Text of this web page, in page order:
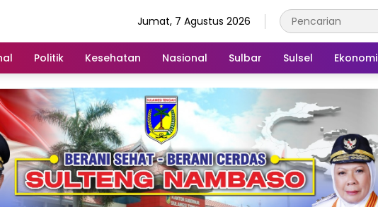
Jumat, 7 Agustus 2026
Politik Kesehatan Nasional Sulbar Sulsel Ekonomi